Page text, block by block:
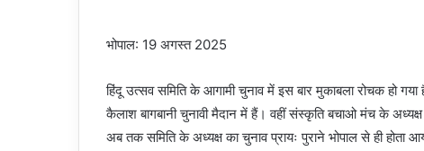
भोपाल: 19 अगस्त 2025
हिंदू उत्सव समिति के आगामी चुनाव में इस बार मुकाबला रोचक हो गया
कैलाश बागबानी चुनावी मैदान में हैं। वहीं संस्कृति बचाओ मंच के
अब तक समिति के अध्यक्ष का चुनाव प्रायः पुराने भोपाल से ही